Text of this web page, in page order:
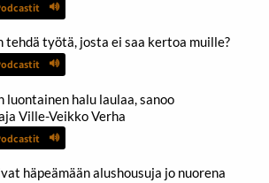
tehdä työtä, josta ei saa kertoa muille?
luontainen halu laulaa, sanoo
Ville-Veikko Verha
häpeämään alushousuja jo nuorena